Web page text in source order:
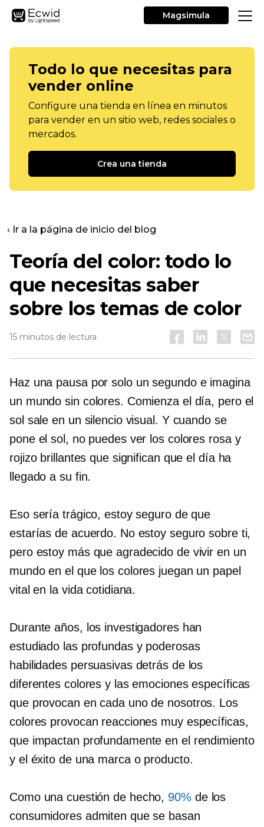
Magsimula
Todo lo que necesitas para
vender online
Configure una tienda en línea en minutos
para vender en un sitio web, redes sociales o
mercados.
Crea una tienda
‹ Ir a la página de inicio del blog
Teoría del color: todo lo
que necesitas saber
sobre los temas de color
15 minutos de lectura
Haz una pausa por solo un segundo e imagina
un mundo sin colores. Comienza el día, pero el
sol sale en un silencio visual. Y cuando se
pone el sol, no puedes ver los colores rosa y
rojizo brillantes que significan que el día ha
llegado a su fin.
Eso sería trágico, estoy seguro de que
estarías de acuerdo. No estoy seguro sobre ti,
pero estoy más que agradecido de vivir en un
mundo en el que los colores juegan un papel
vital en la vida cotidiana.
Durante años, los investigadores han
estudiado las profundas y poderosas
habilidades persuasivas detrás de los
diferentes colores y las emociones específicas
que provocan en cada uno de nosotros. Los
colores provocan reacciones muy específicas,
que impactan profundamente en el rendimiento
y el éxito de una marca o producto.
Como una cuestión de hecho, 90% de los
consumidores admiten que se basan